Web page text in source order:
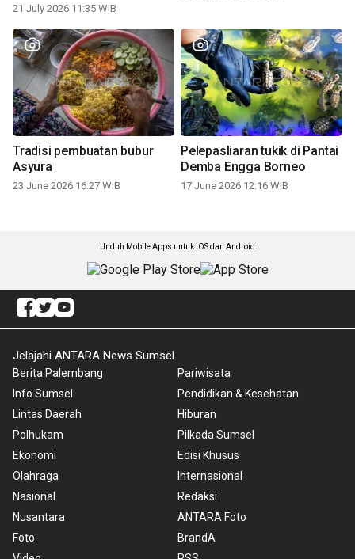
21 July 2026 11:35 WIB
Tradisi pembuatan bubur
Asyura
23 June 2026 16:27 WIB
Pelepasliaran tukik di Pantai
Demba Engga Borneo
17 June 2026 12:16 WIB
Unduh Mobile Apps untuk iOS dan Android
Jelajahi ANTARA News Sumsel
Berita Palembang
Info Sumsel
Lintas Daerah
Polhukam
Ekonomi
Olahraga
Nasional
Nusantara
Foto
Pariwisata
Pendidikan & Kesehatan
Hiburan
Pilkada Sumsel
Edisi Khusus
Internasional
Redaksi
ANTARA Foto
BrandA